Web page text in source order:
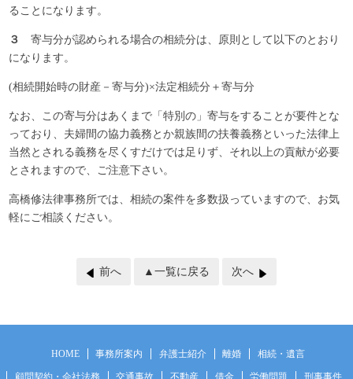
ることになります。
３
寄与分が認められる場合の相続分は、原則として以下のとおり
になります。
(相続開始時の財産－寄与分)×法定相続分＋寄与分
なお、この寄与分はあくまで「特別の」寄与をすることが要件とな
っており、夫婦間の協力義務とか親族間の扶養義務といった法律上
当然とされる義務を尽くすだけでは足りず、それ以上の貢献が必要
とされますので、ご注意下さい。
高橋修法律事務所では、相続の案件を多数扱っていますので、お気
軽にご相談ください。
前へ ▲一覧に戻る 次へ
HOME 事務所案内 弁護士紹介 離婚 相続・遺言
顧問契約・会社法務 交通事故 不動産 借金 労働問題 刑事事件